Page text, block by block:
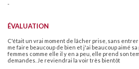
-
ÉVALUATION
C'était un vrai moment de lâcher prise, sans
me faire beaucoup de bien et j'ai beaucoup aimé
femmes comme elle il y en a peu, elle prend son
demandes. Je reviendrai la voir très bientôt